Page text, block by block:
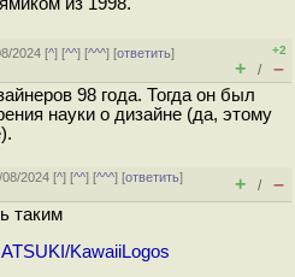
2024 [^] [^^] [^^^] [ответить]
+2
+ / –
98 года. Тогда он был
науки о дизайне (да, этому
2024 [^] [^^] [^^^] [ответить]
+ / –
таким
KawaiiLogos